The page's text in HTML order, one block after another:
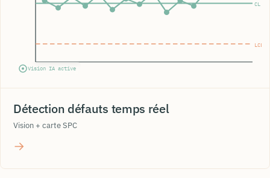
CL
LCL
Vision IA active
Détection défauts temps réel
Vision + carte SPC
→